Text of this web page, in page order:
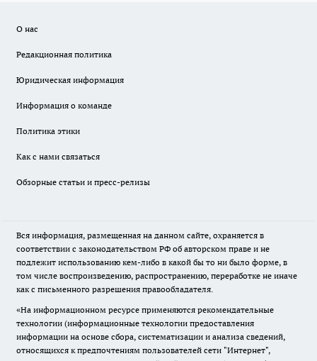
О нас
Редакционная политика
Юридическая информация
Информация о команде
Политика этики
Как с нами связаться
Обзорные статьи и пресс-релизы
Вся информация, размещенная на данном сайте, охраняется в
соответствии с законодательством РФ об авторском праве и не
подлежит использованию кем-либо в какой бы то ни было форме, в
том числе воспроизведению, распространению, переработке не иначе
как с письменного разрешения правообладателя.
«На информационном ресурсе применяются рекомендательные
технологии (информационные технологии предоставления
информации на основе сбора, систематизации и анализа сведений,
относящихся к предпочтениям пользователей сети "Интернет",